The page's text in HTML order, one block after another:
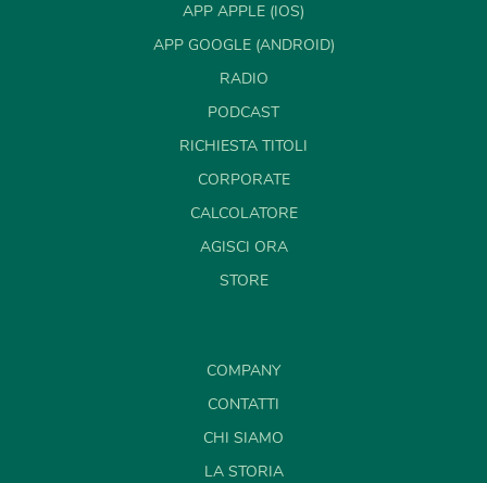
APP APPLE (IOS)
APP GOOGLE (ANDROID)
RADIO
PODCAST
RICHIESTA TITOLI
CORPORATE
CALCOLATORE
AGISCI ORA
STORE
COMPANY
CONTATTI
CHI SIAMO
LA STORIA